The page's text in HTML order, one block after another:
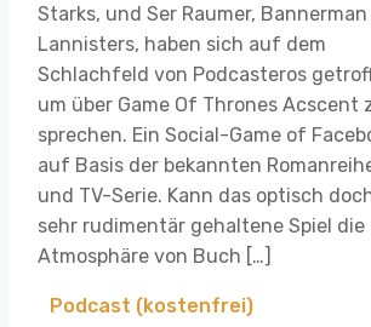
Starks, und Ser Raumer,
Lannisters, haben sich auf dem
Schlachfeld von Podcasteros
um über Game Of Thrones Acscent
sprechen. Ein Social-Game of
auf Basis der bekannten
und TV-Serie. Kann das optisch
sehr rudimentär gehaltene Spiel die
Atmosphäre von Buch […]
Podcast (kostenfrei)